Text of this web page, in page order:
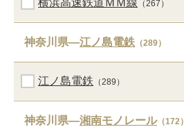
横浜高速鉄道ＭＭ線 （267）
神奈川県―江ノ島電鉄 （289）
江ノ島電鉄 （289）
神奈川県―湘南モノレール（172）